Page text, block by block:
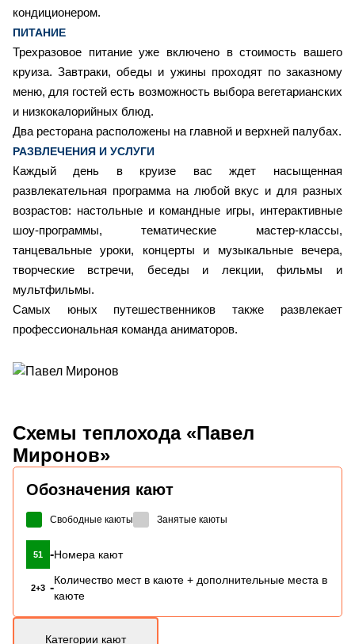
кондиционером.
ПИТАНИЕ
Трехразовое питание уже включено в стоимость вашего
круиза. Завтраки, обеды и ужины проходят по заказному
меню, для гостей есть возможность выбора вегетарианских
и низкокалорийных блюд.
Два ресторана расположены на главной и верхней палубах.
РАЗВЛЕЧЕНИЯ И УСЛУГИ
Каждый день в круизе вас ждет насыщенная
развлекательная программа на любой вкус и для разных
возрастов: настольные и командные игры, интерактивные
шоу-программы, тематические мастер-классы,
танцевальные уроки, концерты и музыкальные вечера,
творческие встречи, беседы и лекции, фильмы и
мультфильмы.
Самых юных путешественников также развлекает
профессиональная команда аниматоров.
Схемы теплохода «Павел
Миронов»
Обозначения кают
Свободные каюты Занятые каюты
51 -Номера кают
2+3 -
Количество мест в каюте + дополнительные места в
каюте
Категории кают